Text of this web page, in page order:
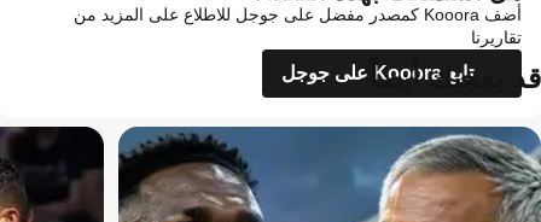
أضف Kooora كمصدر مفضل على جوجل للاطلاع على المزيد من
تقاريرنا
تابع Kooora على جوجل
قد يعجبك أيضاً